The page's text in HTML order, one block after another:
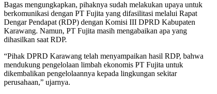
Bagas mengungkapkan, pihaknya sudah melakukan upaya untuk
berkomunikasi dengan PT Fujita yang difasilitasi melalui Rapat
Dengar Pendapat (RDP) dengan Komisi III DPRD Kabupaten
Karawang. Namun, PT Fujita masih mengabaikan apa yang
dihasilkan saat RDP.
“Pihak DPRD Karawang telah menyampaikan hasil RDP, bahwa
mendukung pengelolaan limbah ekonomis PT Fujita untuk
dikembalikan pengelolaannya kepada lingkungan sekitar
perusahaan,” ujarnya.